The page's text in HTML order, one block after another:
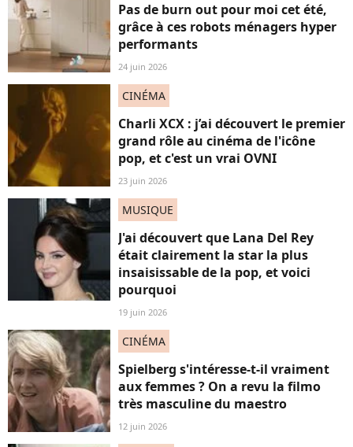
Pas de burn out pour moi cet été,
grâce à ces robots ménagers hyper
performants
24 juin 2026
CINÉMA
Charli XCX : j’ai découvert le premier
grand rôle au cinéma de l'icône
pop, et c'est un vrai OVNI
23 juin 2026
MUSIQUE
J'ai découvert que Lana Del Rey
était clairement la star la plus
insaisissable de la pop, et voici
pourquoi
19 juin 2026
CINÉMA
Spielberg s'intéresse-t-il vraiment
aux femmes ? On a revu la filmo
très masculine du maestro
12 juin 2026